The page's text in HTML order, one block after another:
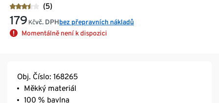
(5)
179 Kčvč. DPHbez přepravních nákladů
Momentálně není k dispozici
Obj. Číslo: 168265
Měkký materiál
100 % bavlna